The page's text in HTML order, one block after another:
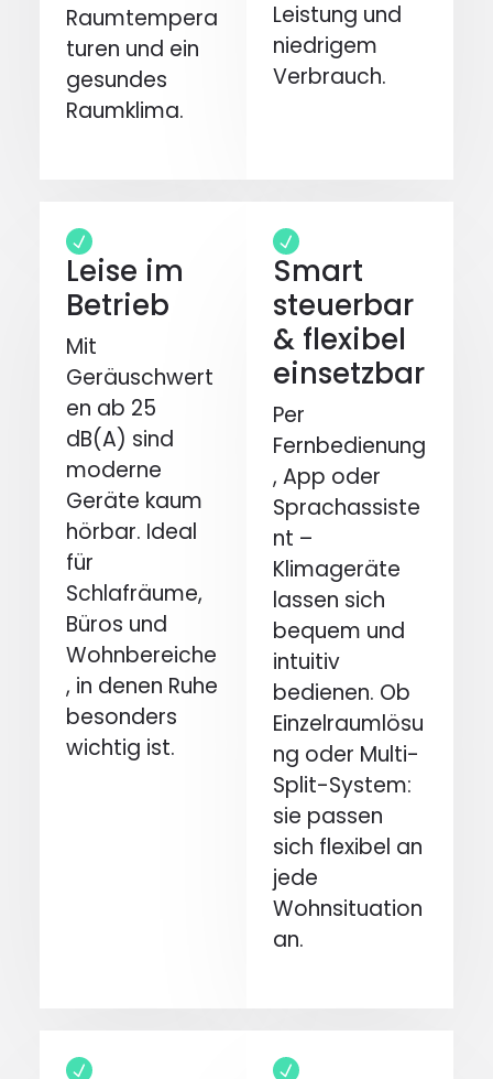
Raumtempera
turen und ein
gesundes
Raumklima.
Leistung und
niedrigem
Verbrauch.
Leise im
Betrieb
Mit
Geräuschwert
en ab 25
dB(A) sind
moderne
Geräte kaum
hörbar. Ideal
für
Schlafräume,
Büros und
Wohnbereiche
, in denen Ruhe
besonders
wichtig ist.
Smart
steuerbar
& flexibel
einsetzbar
Per
Fernbedienung
, App oder
Sprachassiste
nt –
Klimageräte
lassen sich
bequem und
intuitiv
bedienen. Ob
Einzelraumlösu
ng oder Multi-
Split-System:
sie passen
sich flexibel an
jede
Wohnsituation
an.